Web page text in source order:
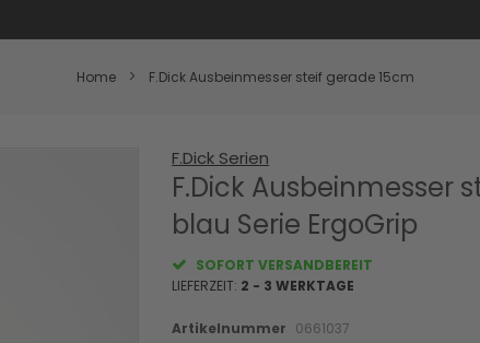
Home F.Dick Ausbeinmesser steif gerade 15cm
F.Dick Serien
F.Dick Ausbeinmesser
blau Serie ErgoGrip
SOFORT VERSANDBEREIT
LIEFERZEIT: 2 - 3 WERKTAGE
Artikelnummer 0661037
beginning
images